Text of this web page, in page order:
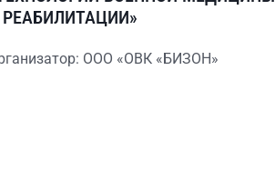
ООО «ОВК «БИЗОН»